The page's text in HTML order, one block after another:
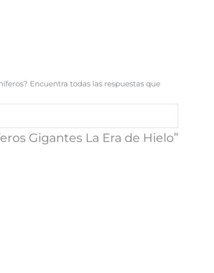
Encuentra todas las respuestas que
Gigantes La Era de Hielo”